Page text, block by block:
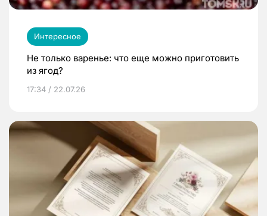
Интересное
Не только варенье: что еще можно приготовить
из ягод?
17:34 / 22.07.26